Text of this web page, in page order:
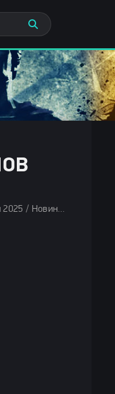
Комедии 2025 / Фильмы-приключения 2025 / Фэнтези 2025 / Мультфильмы 2025 / Последние фильмы 2025 / Новинки кино 2025 / Фильмы декабря 2025 / Фильмы 2025 / Зарубежные фильмы 2025 / Смотреть фильмы онлайн